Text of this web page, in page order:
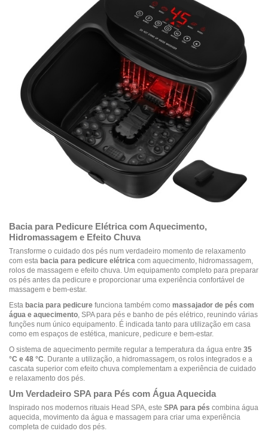
Bacia para Pedicure Elétrica com Aquecimento,
Hidromassagem e Efeito Chuva
Transforme o cuidado dos pés num verdadeiro momento de relaxamento
com esta bacia para pedicure elétrica com aquecimento, hidromassagem,
rolos de massagem e efeito chuva. Um equipamento completo para preparar
os pés antes da pedicure e proporcionar uma experiência confortável de
massagem e bem-estar.
Esta bacia para pedicure funciona também como massajador de pés com
água e aquecimento, SPA para pés e banho de pés elétrico, reunindo várias
funções num único equipamento. É indicada tanto para utilização em casa
como em espaços de estética, manicure, pedicure e bem-estar.
O sistema de aquecimento permite regular a temperatura da água entre 35
°C e 48 °C . Durante a utilização, a hidromassagem, os rolos integrados e a
cascata superior com efeito chuva complementam a experiência de cuidado
e relaxamento dos pés.
Um Verdadeiro SPA para Pés com Água Aquecida
Inspirado nos modernos rituais Head SPA, este SPA para pés combina água
aquecida, movimento da água e massagem para criar uma experiência
completa de cuidado dos pés.